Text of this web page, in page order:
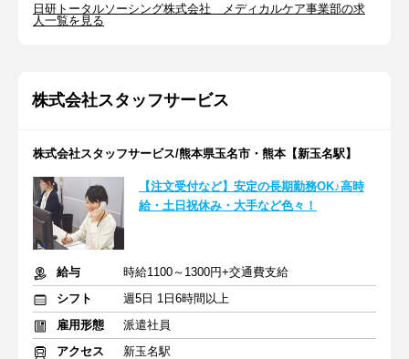
日研トータルソーシング株式会社 メディカルケア事業部の求
人一覧を見る
株式会社スタッフサービス
株式会社スタッフサービス/熊本県玉名市・熊本【新玉名駅】
【注文受付など】安定の長期勤務OK♪高時
給・土日祝休み・大手など色々！
給与
時給1100～1300円+交通費支給
シフト
週5日 1日6時間以上
雇用形態
派遣社員
アクセス
新玉名駅